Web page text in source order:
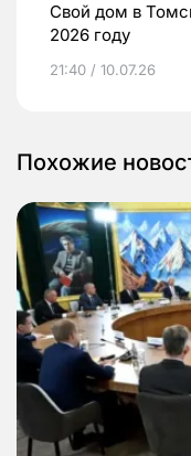
Свой дом в
2026 году
21:40 / 10.07.26
Похожие